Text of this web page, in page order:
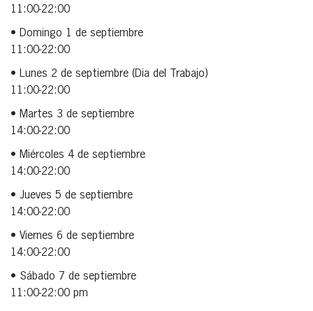
11:00-22:00
• Domingo 1 de septiembre
11:00-22:00
• Lunes 2 de septiembre (Dia del Trabajo)
11:00-22:00
• Martes 3 de septiembre
14:00-22:00
• Miércoles 4 de septiembre
14:00-22:00
• Jueves 5 de septiembre
14:00-22:00
• Viernes 6 de septiembre
14:00-22:00
• Sábado 7 de septiembre
11:00-22:00 pm